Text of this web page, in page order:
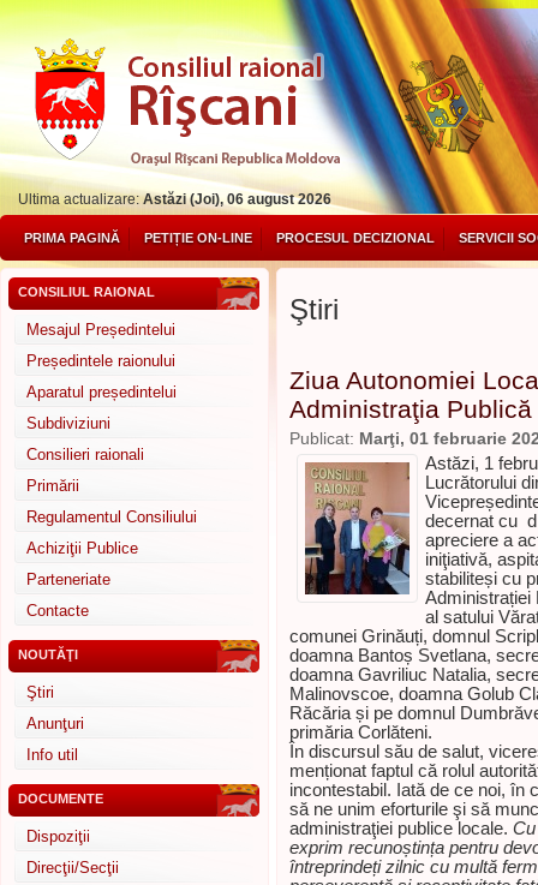
Ultima actualizare:Astăzi (Joi), 06 august 2026
PRIMA PAGINĂ PETIȚIE ON-LINE PROCESUL DECIZIONAL SERVICII
CONSILIUL RAIONAL
Mesajul Președintelui
Președintele raionului
Aparatul președintelui
Subdiviziuni
Consilieri raionali
Primării
Regulamentul Consiliului
Achiziţii Publice
Parteneriate
Contacte
NOUTĂŢI
Ştiri
Anunţuri
Info util
DOCUMENTE
Dispoziţii
Direcţii/Secţii
Ştiri
Ziua Autonomiei
Administraţia
Publicat: Marţi, 01 februarie
Astăzi, 1
Lucrătorului
decernat cu
apreciere a
iniţiativă,
stabiliteși cu
Administrației
al satului
comunei Grinăuți, domnul
doamna Bantoș Svetlana,
doamna Gavriliuc Natalia,
Malinovscoe, doamna Golub
Răcăria și pe domnul
primăria Corlăteni.
În discursul său de salut,
menționat faptul că rolul
incontestabil. Iată de ce noi, în
să ne unim eforturile şi să
administraţiei publice locale.
exprim recunoștința pentru
întreprindeți zilnic cu multă